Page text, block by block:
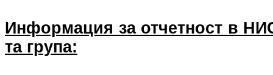
Информация за отчетност в
та група: